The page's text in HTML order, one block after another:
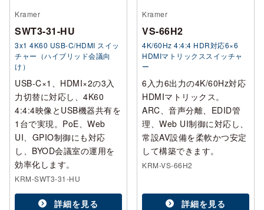
Kramer
SWT3-31-HU
3x1 4K60 USB-C/HDMI スイッ
チャー（ハイブリッド会議向
け）
USB-C×1、HDMI×2の3入
力切替に対応し、4K60
4:4:4映像とUSB機器共有を
1台で実現。PoE、Web
UI、GPIO制御にも対応
し、BYOD会議室の運用を
効率化します。
KRM-SWT3-31-HU
詳細を見る
Kramer
VS-66H2
4K/60Hz 4:4:4 HDR対応6×6
HDMIマトリックススイッチャ
ー
6入力6出力の4K/60Hz対応
HDMIマトリックス。
ARC、音声分離、EDID管
理、Web UI制御に対応し、
常設AV設備を柔軟かつ安定
して構築できます。
KRM-VS-66H2
詳細を見る